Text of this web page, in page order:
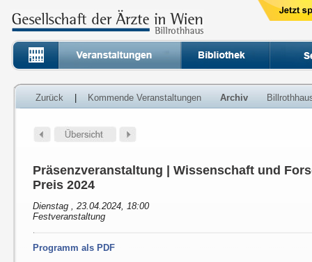
Zurück Kommende Veranstaltungen Archiv
Präsenzveranstaltung | Wissenschaft und
Preis 2024
Dienstag , 23.04.2024, 18:00
Festveranstaltung
Programm als PDF